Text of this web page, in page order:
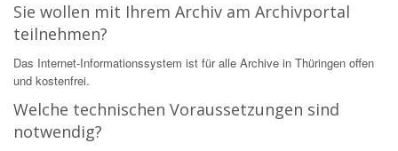
Sie wollen mit Ihrem Archiv am Archivportal
teilnehmen?
Das Internet-Informationssystem ist für alle Archive in Thüringen offen
und kostenfrei.
Welche technischen Voraussetzungen sind
notwendig?